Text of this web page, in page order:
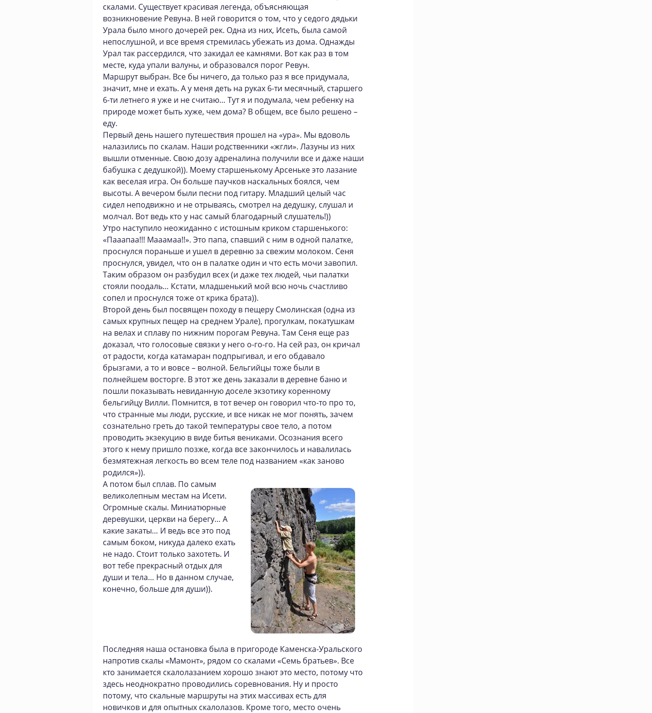
скалами. Существует красивая легенда, объясняющая
возникновение Ревуна. В ней говорится о том, что у седого дядьки
Урала было много дочерей рек. Одна из них, Исеть, была самой
непослушной, и все время стремилась убежать из дома. Однажды
Урал так рассердился, что закидал ее камнями. Вот как раз в том
месте, куда упали валуны, и образовался порог Ревун.
Маршрут выбран. Все бы ничего, да только раз я все придумала,
значит, мне и ехать. А у меня деть на руках 6-ти месячный, старшего
6-ти летнего я уже и не считаю… Тут я и подумала, чем ребенку на
природе может быть хуже, чем дома? В общем, все было решено –
еду.
Первый день нашего путешествия прошел на «ура». Мы вдоволь
налазились по скалам. Наши родственники «жгли». Лазуны из них
вышли отменные. Свою дозу адреналина получили все и даже наши
бабушка с дедушкой)). Моему старшенькому Арсеньке это лазание
как веселая игра. Он больше паучков наскальных боялся, чем
высоты. А вечером были песни под гитару. Младший целый час
сидел неподвижно и не отрываясь, смотрел на дедушку, слушал и
молчал. Вот ведь кто у нас самый благодарный слушатель!))
Утро наступило неожиданно с истошным криком старшенького:
«Пааапаа!!! Мааамаа!!». Это папа, спавший с ним в одной палатке,
проснулся пораньше и ушел в деревню за свежим молоком. Сеня
проснулся, увидел, что он в палатке один и что есть мочи завопил.
Таким образом он разбудил всех (и даже тех людей, чьи палатки
стояли поодаль… Кстати, младшенький мой всю ночь счастливо
сопел и проснулся тоже от крика брата)).
Второй день был посвящен походу в пещеру Смолинская (одна из
самых крупных пещер на среднем Урале), прогулкам, покатушкам
на велах и сплаву по нижним порогам Ревуна. Там Сеня еще раз
доказал, что голосовые связки у него о-го-го. На сей раз, он кричал
от радости, когда катамаран подпрыгивал, и его обдавало
брызгами, а то и вовсе – волной. Бельгийцы тоже были в
полнейшем восторге. В этот же день заказали в деревне баню и
пошли показывать невиданную доселе экзотику коренному
бельгийцу Вилли. Помнится, в тот вечер он говорил что-то про то,
что странные мы люди, русские, и все никак не мог понять, зачем
сознательно греть до такой температуры свое тело, а потом
проводить экзекуцию в виде битья вениками. Осознания всего
этого к нему пришло позже, когда все закончилось и навалилась
безмятежная легкость во всем теле под названием «как заново
родился»)).
А потом был сплав. По самым
великолепным местам на Исети.
Огромные скалы. Миниатюрные
деревушки, церкви на берегу… А
какие закаты… И ведь все это под
самым боком, никуда далеко ехать
не надо. Стоит только захотеть. И
вот тебе прекрасный отдых для
души и тела… Но в данном случае,
конечно, больше для души)).
Последняя наша остановка была в пригороде Каменска-Уральского
напротив скалы «Мамонт», рядом со скалами «Семь братьев». Все
кто занимается скалолазанием хорошо знают это место, потому что
здесь неоднократно проводились соревнования. Ну и просто
потому, что скальные маршруты на этих массивах есть для
новичков и для опытных скалолазов. Кроме того, место очень